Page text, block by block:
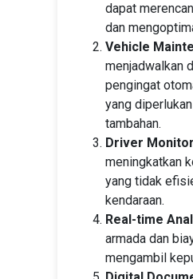
dapat
dan
Vehicle
menjadwalkan
pengingat
yang
tambahan.
Driver
meningkatkan
yang tidak
kendaraan.
Real-time
armada dan
mengambil